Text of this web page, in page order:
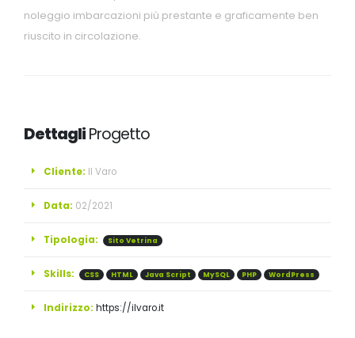
noleggio imbarcazioni più prestante e graficamente ben
riuscito in circolazione.
DettagliProgetto
Cliente: Il Varo
Data: 02/2021
Tipologia: Sito Vetrina
Skills: CSS HTML Java Script MySQL PHP WordPress
Indirizzo: https://ilvaro.it